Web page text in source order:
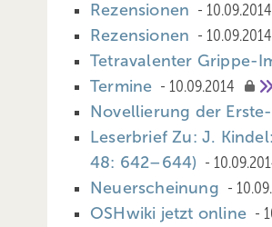
Rezensionen
10.09.2014
Rezensionen
10.09.2014
Tetravalenter Grippe-
Termine
10.09.2014
Novellierung der
Leserbrief Zu: J.
48: 642–644)
Neuerscheinung
OSHwiki jetzt online